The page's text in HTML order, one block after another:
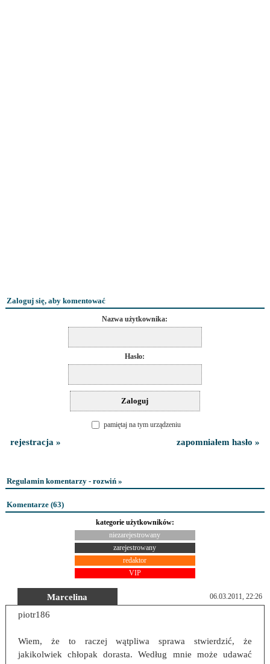
Zaloguj się, aby komentować
Nazwa użytkownika:
Hasło:
pamiętaj na tym urządzeniu
rejestracja » zapomniałem hasło »
Regulamin komentarzy - rozwiń »
Komentarze (63)
kategorie użytkowników:
niezarejestrowany
zarejestrowany
redaktor
VIP
Marcelina 06.03.2011, 22:26
piotr186
Wiem, że to raczej wątpliwa sprawa stwierdzić, że
jakikolwiek chłopak dorasta. Według mnie może udawać